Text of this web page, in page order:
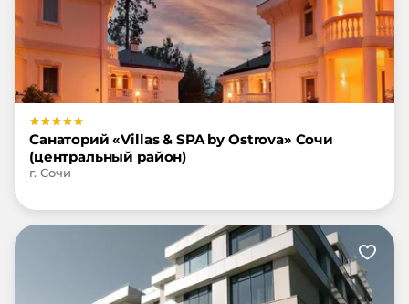
Санаторий «Villas & SPA by Ostrova» Сочи
(центральный район)
г. Сочи